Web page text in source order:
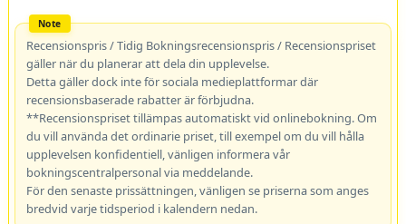
Recensionspris / Tidig Bokningsrecensionspris / Recensionspriset
gäller när du planerar att dela din upplevelse.
Detta gäller dock inte för sociala medieplattformar där
recensionsbaserade rabatter är förbjudna.
**Recensionspriset tillämpas automatiskt vid onlinebokning. Om
du vill använda det ordinarie priset, till exempel om du vill hålla
upplevelsen konfidentiell, vänligen informera vår
bokningscentralpersonal via meddelande.
För den senaste prissättningen, vänligen se priserna som anges
bredvid varje tidsperiod i kalendern nedan.